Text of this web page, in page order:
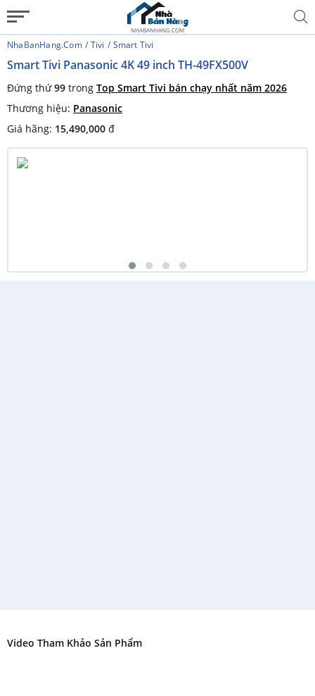
NHABANHANG.COM
NhaBanHang.com Tivi Smart Tivi
Smart Tivi Panasonic 4K 49 inch TH-49FX500V
Đứng thứ99 trong Top Smart Tivi bán chạy nhất năm 2026
Thương hiệu: Panasonic
Giá hãng: 15,490,000 đ
Video Tham Khảo Sản Phẩm